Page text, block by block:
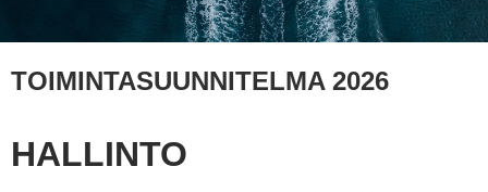
TOIMINTASUUNNITELMA 2026
HALLINTO